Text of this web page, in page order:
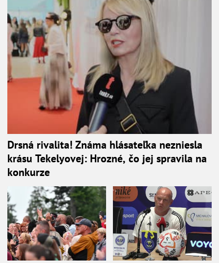
Drsná rivalita! Známa hlásateľka nezniesla
krásu Tekelyovej: Hrozné, čo jej spravila na
konkurze